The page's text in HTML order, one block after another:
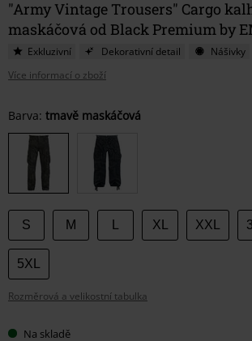
"Army Vintage Trousers" Cargo
maskáčová od Black Premium by
Exkluzivní Dekorativní detail
Nášivky
Více informací o zboží
Vyberte
si
velikost
Barva: tmavě maskáčová
S M XL XXL
5XL
Rozměrová a velikostní tabulka
Na skladě